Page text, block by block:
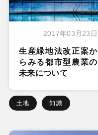
2017年03月23日
生産緑地法改正案か
らみる都市型農業の
未来について
土地 知識